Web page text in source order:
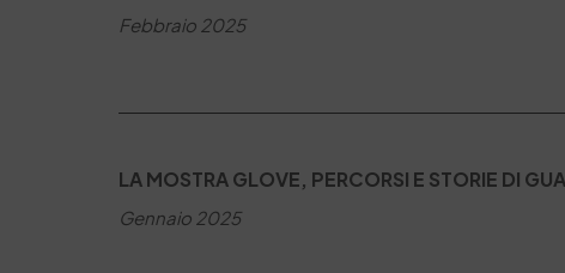
Febbraio 2025
LA MOSTRA GLOVE, PERCORSI E STORIE DI
Gennaio 2025